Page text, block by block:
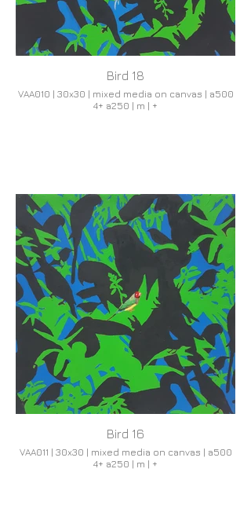
Bird 18
VAA010 | 30x30 | mixed media on canvas | a500
4+ a250 | m | +
Bird 16
VAA011 | 30x30 | mixed media on canvas | a500
4+ a250 | m | +